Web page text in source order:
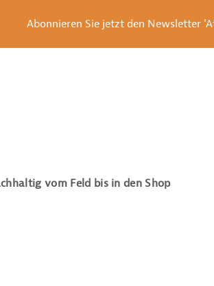
Abonnieren Sie jetzt den Newsletter
vom Feld bis in den Shop